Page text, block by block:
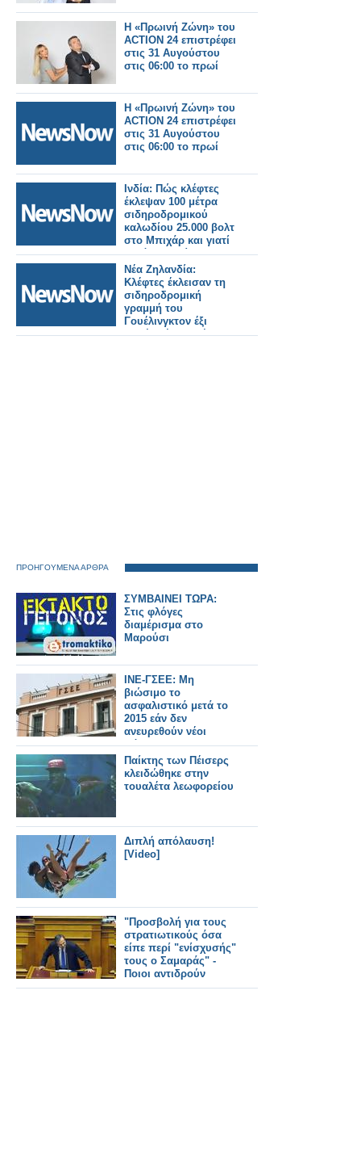
Η «Πρωινή Ζώνη» του
ACTION 24 επιστρέφει
στις 31 Αυγούστου
στις 06:00 το πρωί
Η «Πρωινή Ζώνη» του
ACTION 24 επιστρέφει
στις 31 Αυγούστου
στις 06:00 το πρωί
Ινδία: Πώς κλέφτες
έκλεψαν 100 μέτρα
σιδηροδρομικού
καλωδίου 25.000 βολτ
στο Μπιχάρ και γιατί
αυτό συμβαίνει
συνεχώς.
Νέα Ζηλανδία:
Κλέφτες έκλεισαν τη
σιδηροδρομική
γραμμή του
Γουέλινγκτον έξι
φορές μέσα σε έναν
ΠΡΟΗΓΟΥΜΕΝΑ ΑΡΘΡΑ
ΣΥΜΒΑΙΝΕΙ ΤΩΡΑ:
Στις φλόγες
διαμέρισμα στο
Μαρούσι
ΙΝΕ-ΓΣΕΕ: Μη
βιώσιμο το
ασφαλιστικό μετά το
2015 εάν δεν
ανευρεθούν νέοι
πόροι
Παίκτης των Πέισερς
κλειδώθηκε στην
τουαλέτα λεωφορείου
Διπλή απόλαυση!
[Video]
"Προσβολή για τους
στρατιωτικούς όσα
είπε περί "ενίσχυσής"
τους ο Σαμαράς" -
Ποιοι αντιδρούν